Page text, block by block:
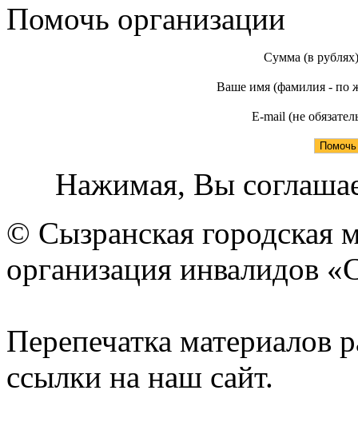
Помочь организации
Сумма (в рублях)
Ваше имя (фамилия - по
E-mail (не
Нажимая, Вы
© Сызранская городская
организация инвалидов
Перепечатка материалов
ссылки на наш сайт.